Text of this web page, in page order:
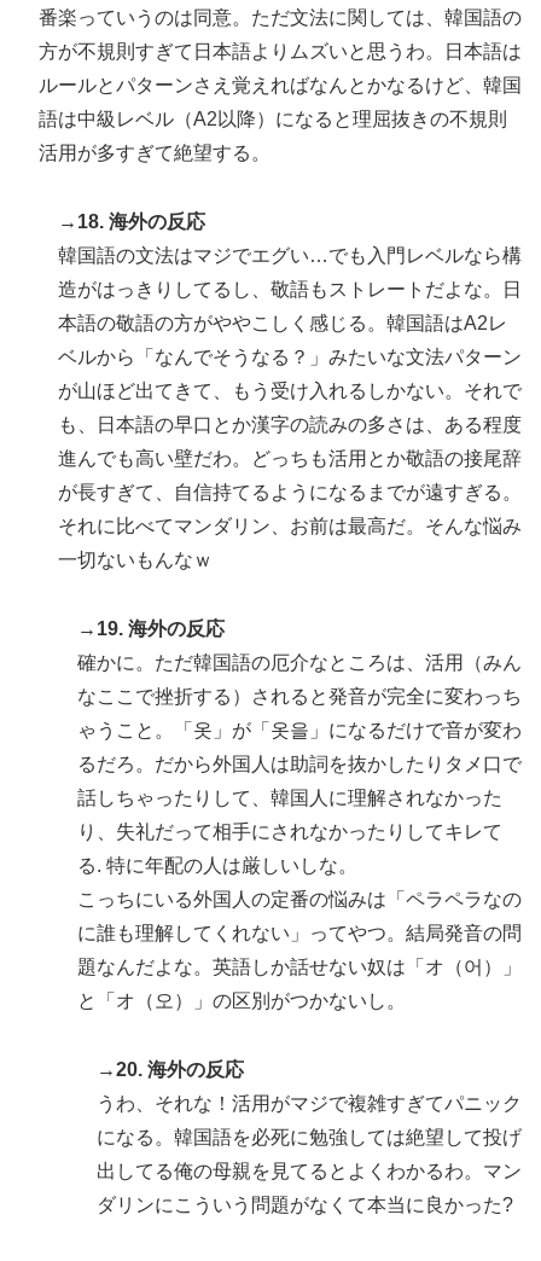
番楽っていうのは同意。ただ文法に関しては、韓国語の
方が不規則すぎて日本語よりムズいと思うわ。日本語は
ルールとパターンさえ覚えればなんとかなるけど、韓国
語は中級レベル（A2以降）になると理屈抜きの不規則
活用が多すぎて絶望する。
→18. 海外の反応
韓国語の文法はマジでエグい…でも入門レベルなら構
造がはっきりしてるし、敬語もストレートだよな。日
本語の敬語の方がややこしく感じる。韓国語はA2レ
ベルから「なんでそうなる？」みたいな文法パターン
が山ほど出てきて、もう受け入れるしかない。それで
も、日本語の早口とか漢字の読みの多さは、ある程度
進んでも高い壁だわ。どっちも活用とか敬語の接尾辞
が長すぎて、自信持てるようになるまでが遠すぎる。
それに比べてマンダリン、お前は最高だ。そんな悩み
一切ないもんなｗ
→19. 海外の反応
確かに。ただ韓国語の厄介なところは、活用（みん
なここで挫折する）されると発音が完全に変わっち
ゃうこと。「옷」が「옷을」になるだけで音が変わ
るだろ。だから外国人は助詞を抜かしたりタメ口で
話しちゃったりして、韓国人に理解されなかった
り、失礼だって相手にされなかったりしてキレて
る. 特に年配の人は厳しいしな。
こっちにいる外国人の定番の悩みは「ペラペラなの
に誰も理解してくれない」ってやつ。結局発音の問
題なんだよな。英語しか話せない奴は「オ（어）」
と「オ（오）」の区別がつかないし。
→20. 海外の反応
うわ、それな！活用がマジで複雑すぎてパニック
になる。韓国語を必死に勉強しては絶望して投げ
出してる俺の母親を見てるとよくわかるわ。マン
ダリンにこういう問題がなくて本当に良かった?